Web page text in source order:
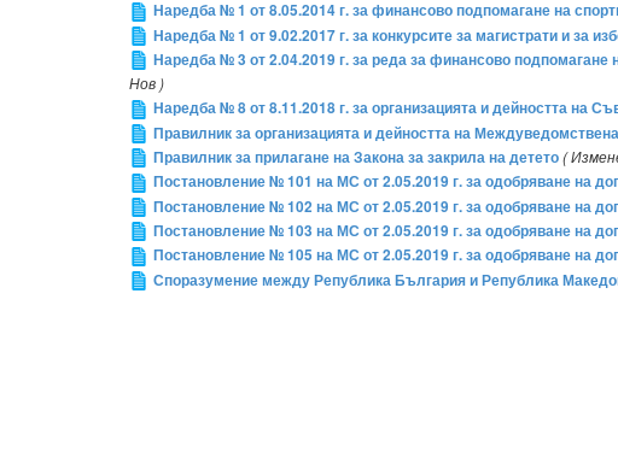
Наредба № 1 от 8.05.2014 г. за финансово подпомагане на
Наредба № 1 от 9.02.2017 г. за конкурсите за магистрати и за
Наредба № 3 от 2.04.2019 г. за реда за финансово подпомагане
Нов )
Наредба № 8 от 8.11.2018 г. за организацията и дейността на
Правилник за организацията и дейността на
Правилник за прилагане на Закона за закрила на детето(
Постановление № 101 на МС от 2.05.2019 г. за одобряване на
Постановление № 102 на МС от 2.05.2019 г. за одобряване на
Постановление № 103 на МС от 2.05.2019 г. за одобряване на
Постановление № 105 на МС от 2.05.2019 г. за одобряване на
Споразумение между Република България и Република